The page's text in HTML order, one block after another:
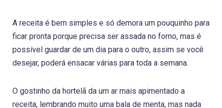
A receita é bem simples e só demora um pouquinho para
ficar pronta porque precisa ser assada no forno, mas é
possível guardar de um dia para o outro, assim se você
desejar, poderá ensacar várias para toda a semana.
O gostinho da hortelã da um ar mais apimentado a
receita, lembrando muito uma bala de menta, mas nada